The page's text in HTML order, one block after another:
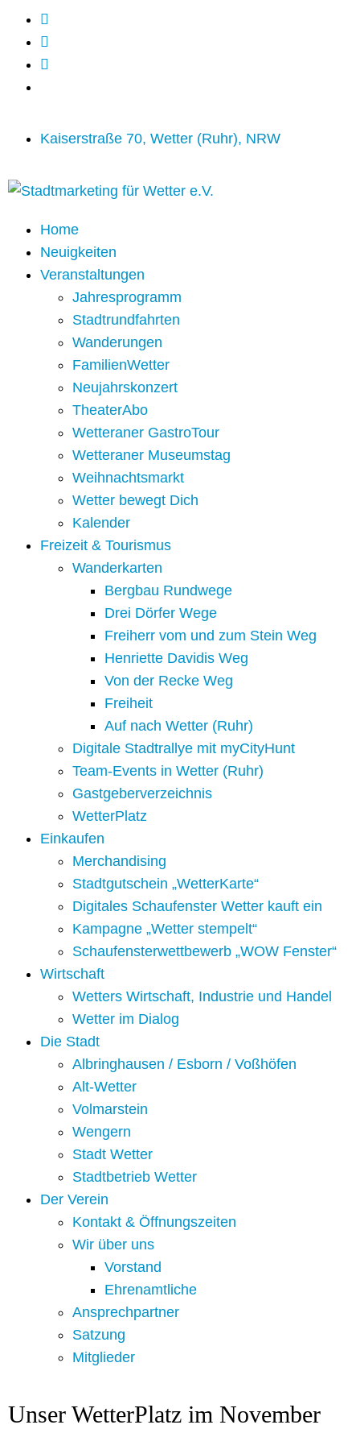
Kaiserstraße 70, Wetter (Ruhr), NRW
Home
Neuigkeiten
Veranstaltungen
Jahresprogramm
Stadtrundfahrten
Wanderungen
FamilienWetter
Neujahrskonzert
TheaterAbo
Wetteraner GastroTour
Wetteraner Museumstag
Weihnachtsmarkt
Wetter bewegt Dich
Kalender
Freizeit & Tourismus
Wanderkarten
Bergbau Rundwege
Drei Dörfer Wege
Freiherr vom und zum Stein Weg
Henriette Davidis Weg
Von der Recke Weg
Freiheit
Auf nach Wetter (Ruhr)
Digitale Stadtrallye mit myCityHunt
Team-Events in Wetter (Ruhr)
Gastgeberverzeichnis
WetterPlatz
Einkaufen
Merchandising
Stadtgutschein „WetterKarte“
Digitales Schaufenster Wetter kauft ein
Kampagne „Wetter stempelt“
Schaufensterwettbewerb „WOW Fenster“
Wirtschaft
Wetters Wirtschaft, Industrie und Handel
Wetter im Dialog
Die Stadt
Albringhausen / Esborn / Voßhöfen
Alt-Wetter​
Volmarstein
Wengern
Stadt Wetter
Stadtbetrieb Wetter
Der Verein
Kontakt & Öffnungszeiten
Wir über uns
Vorstand
Ehrenamtliche
Ansprechpartner
Satzung
Mitglieder
Unser WetterPlatz im November